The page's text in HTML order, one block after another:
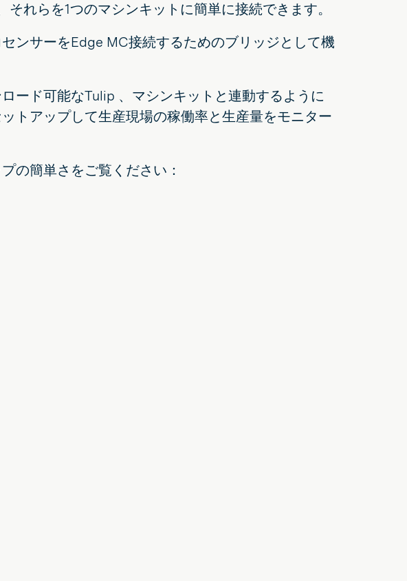
れらを1つのマシンキットに簡単に接続できます。
ンサーをEdge MC接続するためのブリッジとして機
ード可能なTulip 、マシンキットと連動するように
トアップして生産現場の稼働率と生産量をモニター
の簡単さをご覧ください：